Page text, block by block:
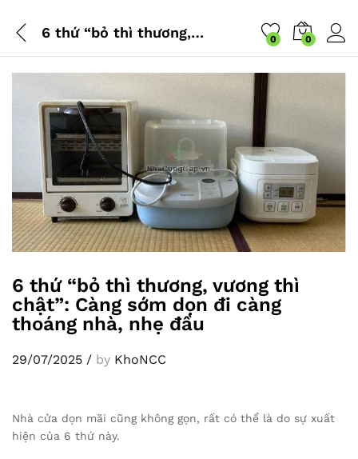
6 thứ “bỏ thì thương, vương thì chật”: Càng sớm dọn đi càng thoáng nhà, nhẹ đầu 0 0
6 thứ “bỏ thì thương, vương thì
chật”: Càng sớm dọn đi càng
thoáng nhà, nhẹ đầu
29/07/2025 / by KhoNCC
Nhà cửa dọn mãi cũng không gọn, rất có thể là do sự xuất
hiện của 6 thứ này.